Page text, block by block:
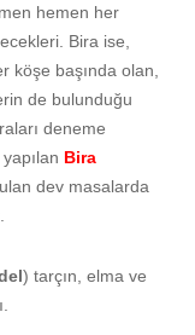
hemen her
Bira ise,
köşe başında olan,
de bulunduğu
deneme
Bira
dev masalarda
) tarçın, elma ve